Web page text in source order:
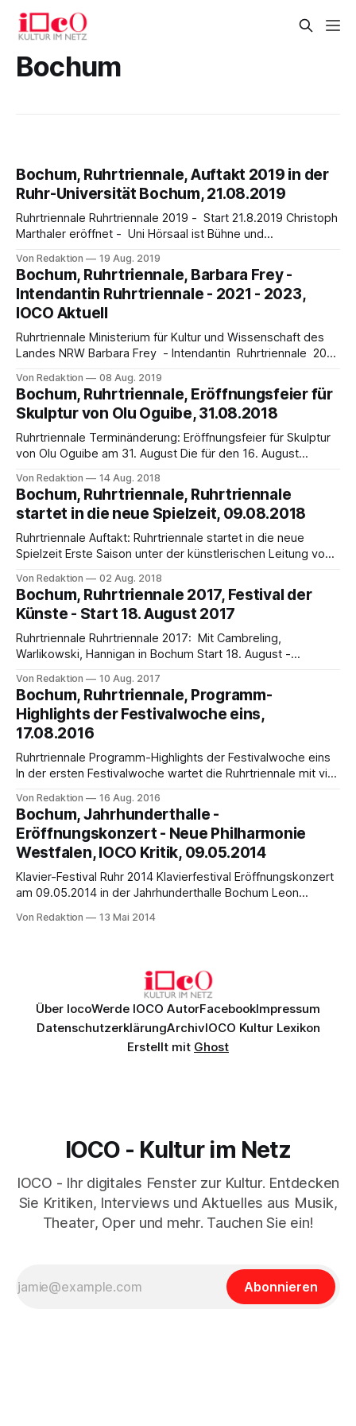
Bochum
Bochum, Ruhrtriennale, Auftakt 2019 in der
Ruhr-Universität Bochum, 21.08.2019
Ruhrtriennale Ruhrtriennale 2019 - Start 21.8.2019 Christoph
Marthaler eröffnet - Uni Hörsaal ist Bühne und
diesjährige Ruhrtriennale mit einer Vielzahl von Ur- und
Erstaufführungen in das sechswöchige Festival der Künste.
Intendantin Stefanie Carp: „Ich freue mich auf neue
ästhetische Erfahrungen, auf den Austausch mit
Von Redaktion 19 Aug. 2019
Bochum, Ruhrtriennale, Barbara Frey -
Intendantin Ruhrtriennale - 2021 - 2023,
IOCO Aktuell
Ruhrtriennale Ministerium für Kultur und Wissenschaft des
Landes NRW Barbara Frey - Intendantin Ruhrtriennale 2021
Westfalen Die Schweizer Theaterregisseurin und Musikerin
Barbara Frey ist eine sehr erfolgreiche und anerkannte
Theatermacherin im deutschsprachigen Raum. NRW Kultur-
und Wissenschaftsministerin Isabel Pfeiffer-Poensgen
stellte am 3. Juli 2019
Von Redaktion 08 Aug. 2019
Bochum, Ruhrtriennale, Eröffnungsfeier für
Skulptur von Olu Oguibe, 31.08.2018
Ruhrtriennale Terminänderung: Eröffnungsfeier für Skulptur
von Olu Oguibe am 31. August Die für den 16. August
Youth of All Nations“ muss aus organisatorischen Gründen
auf den 31. August verschoben werden. Wir möchten Sie
herzlich zur Eröffnungsfeier einladen: Wann? Freitag, 31.
August,
Von Redaktion 14 Aug. 2018
Bochum, Ruhrtriennale, Ruhrtriennale
startet in die neue Spielzeit, 09.08.2018
Ruhrtriennale Auftakt: Ruhrtriennale startet in die neue
Spielzeit Erste Saison unter der künstlerischen Leitung von
„The Head and the Load“ des südafrikanischen Künstlers
und Regisseurs William Kentridge startet die Ruhrtriennale in
die erste Saison unter der Intendanz von Stefanie Carp.
Von Redaktion 02 Aug. 2018
Bochum, Ruhrtriennale 2017, Festival der
Künste - Start 18. August 2017
Ruhrtriennale Ruhrtriennale 2017: Mit Cambreling,
Warlikowski, Hannigan in Bochum Start 18. August -
bis 30.9.17 zeigt die Ruhrtriennale rund 135 Veranstaltungen
bei 40 Produktionen, davon 28 Eigen- und Koproduktionen,
22 Uraufführungen, Neuinszenierungen,
Deutschlandpremieren und Installationen in 14
verschiedenen Spielstätten der Region.
Von Redaktion 10 Aug. 2017
Bochum, Ruhrtriennale, Programm-
Highlights der Festivalwoche eins,
17.08.2016
Ruhrtriennale Programm-Highlights der Festivalwoche eins
In der ersten Festivalwoche wartet die Ruhrtriennale mit viel
in Essen mit Emptyset einem Künstlerduo aus Bristol. Am
17.8. lässt der russische Chor MusicAeterna in der
Dortmunder Zeche Zollern die Renaissance-Motette Spem
in alium
Von Redaktion 16 Aug. 2016
Bochum, Jahrhunderthalle -
Eröffnungskonzert - Neue Philharmonie
Westfalen, IOCO Kritik, 09.05.2014
Klavier-Festival Ruhr 2014 Klavierfestival Eröffnungskonzert
am 09.05.2014 in der Jahrhunderthalle Bochum Leon
Westfalen, Dennis Russel Davies Mit Gewitter und Sturm
am vergangenen Freitag
Von Redaktion 13 Mai 2014
Über IocoWerde IOCO AutorFacebookImpressum
DatenschutzerklärungArchivIOCO Kultur Lexikon
Erstellt mit Ghost
IOCO - Kultur im Netz
IOCO - Ihr digitales Fenster zur Kultur. Entdecken
Sie Kritiken, Interviews und Aktuelles aus Musik,
Theater, Oper und mehr. Tauchen Sie ein!
Abonnieren